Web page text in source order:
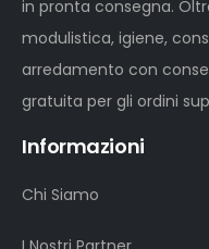
in pronta consegna.
modulistica, igiene,
arredamento con
gratuita per gli ordini
Informazioni
Chi Siamo